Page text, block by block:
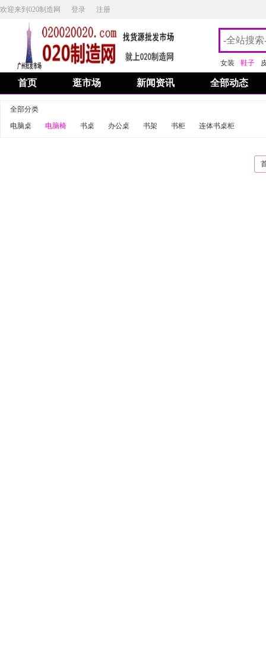
欢迎来到020制造网 登录 注册
女装 鞋子
首页 逛市场 新闻资讯 全部动态
全部分类
电脑桌
电脑椅 书桌 办公桌 书架 书柜 连体书桌柜